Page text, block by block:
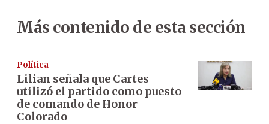
Más contenido de esta sección
Política
Lilian señala que Cartes
utilizó el partido como puesto
de comando de Honor
Colorado